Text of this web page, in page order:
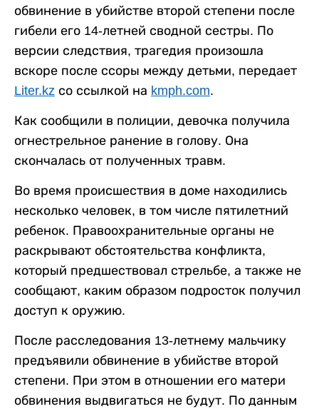
обвинение в убийстве второй степени после
гибели его 14-летней сводной сестры. По
версии следствия, трагедия произошла
вскоре после ссоры между детьми, передает
Liter.kz со ссылкой на kmph.com.
Как сообщили в полиции, девочка получила
огнестрельное ранение в голову. Она
скончалась от полученных травм.
Во время происшествия в доме находились
несколько человек, в том числе пятилетний
ребенок. Правоохранительные органы не
раскрывают обстоятельства конфликта,
который предшествовал стрельбе, а также не
сообщают, каким образом подросток получил
доступ к оружию.
После расследования 13-летнему мальчику
предъявили обвинение в убийстве второй
степени. При этом в отношении его матери
обвинения выдвигаться не будут. По данным